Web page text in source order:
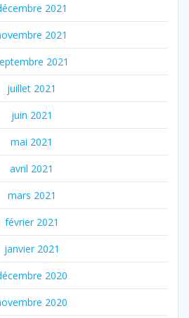
2021
2021
2021
juillet 2021
juin 2021
mai 2021
avril 2021
mars 2021
février 2021
janvier 2021
2020
2020